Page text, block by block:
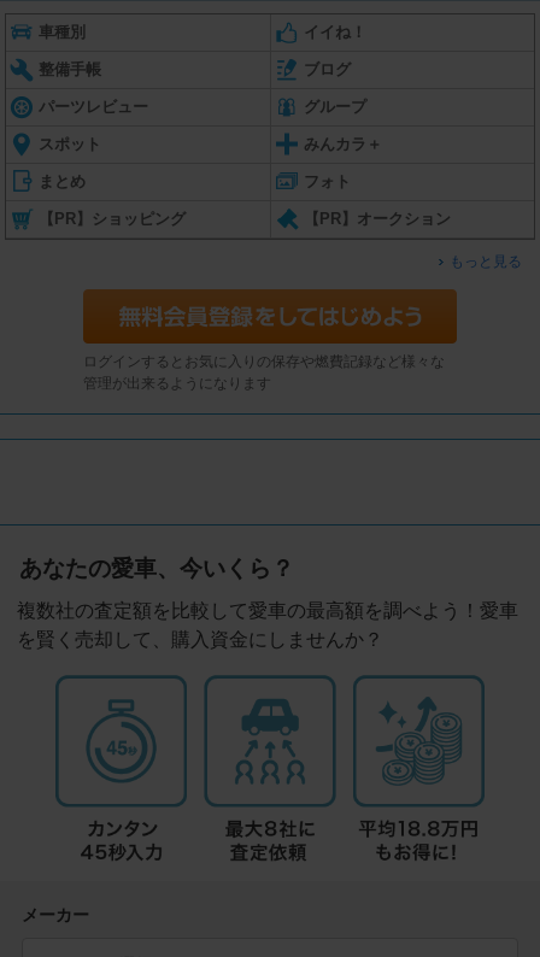
車種別 イイね！
整備手帳 ブログ
パーツレビュー グループ
スポット みんカラ＋
まとめ フォト
【PR】ショッピング 【PR】オークション
もっと見る
ログインするとお気に入りの保存や燃費記録など様々な
管理が出来るようになります
あなたの愛車、今いくら？
複数社の査定額を比較して愛車の最高額を調べよう！愛車
を賢く売却して、購入資金にしませんか？
メーカー